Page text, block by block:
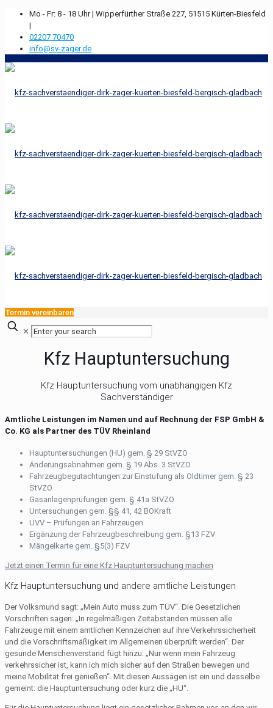
Mo - Fr: 8 - 18 Uhr | Wipperfürther Straße 227, 51515 Kürten-Biesfeld
|
02207 70470
info@sv-zager.de
Termin vereinbaren
✕
Kfz Hauptuntersuchung
Kfz Hauptuntersuchung vom unabhängigen Kfz
Sachverständiger
Amtliche Leistungen im Namen und auf Rechnung der FSP GmbH &
Co. KG als Partner des TÜV Rheinland
Hauptuntersuchungen (HU) gem. § 29 StVZO
Änderungsabnahmen gem. § 19 Abs. 3 StVZO
Fahrzeugbegutachtungen zur Einstufung als Oldtimer gem. § 23
StVZO
Gasanlagenprüfungen gem. § 41a StVZO
Untersuchungen gem. §§ 41, 42 BOKraft
UVV – Prüfungen an Fahrzeugen
Ergänzung der Fahrzeugbeschreibung gem. §13 FZV
Mängelkarte gem. §5(3) FZV
Jetzt einen Termin für eine Kfz Hauptuntersuchung machen
Kfz Hauptuntersuchung und andere amtliche Leistungen
Der Volksmund sagt: „Mein Auto muss zum TÜV“. Die Gesetzlichen
Vorschriften sagen: „In regelmäßigen Zeitabständen müssen alle
Fahrzeuge mit einem amtlichen Kennzeichen auf ihre Verkehrssicherheit
und die Vorschriftsmäßigkeit im Allgemeinen überprüft werden“. Der
gesunde Menschenverstand fügt hinzu: „Nur wenn mein Fahrzeug
verkehrssicher ist, kann ich mich sicher auf den Straßen bewegen und
meine Mobilität frei genießen“. Mit diesen Aussagen ist ein und dasselbe
gemeint: die Hauptuntersuchung oder kurz die „HU“.